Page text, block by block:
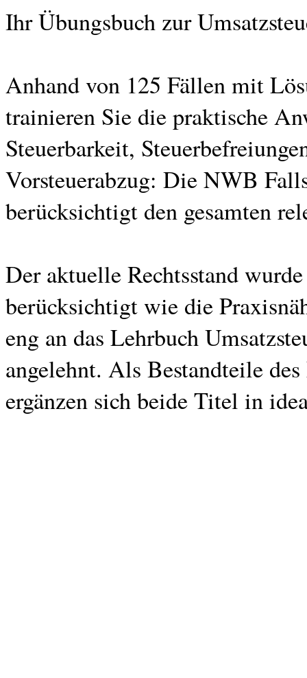
Ihr Übungsbuch zur
Anhand von 125 Fällen mit
trainieren Sie die praktische
Steuerbarkeit,
Vorsteuerabzug: Die NWB
berücksichtigt den gesamten
Der aktuelle Rechtsstand
berücksichtigt wie die
eng an das Lehrbuch
angelehnt. Als Bestandteile
ergänzen sich beide Titel in